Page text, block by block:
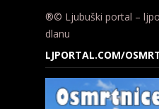
®© Ljubuški portal –
dlanu
LJPORTAL.COM/